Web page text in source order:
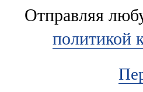
Отправляя
политикой